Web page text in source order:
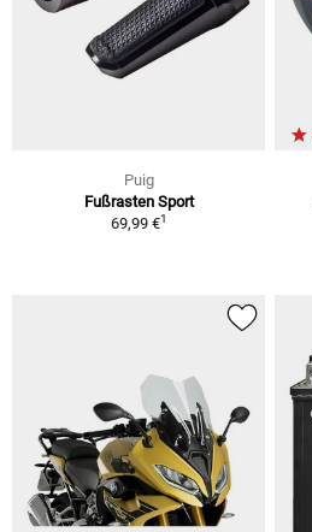
Puig
Fußrasten Sport
69,99 €1